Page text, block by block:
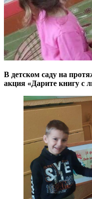
В детском саду на
акция «Дарите книгу с